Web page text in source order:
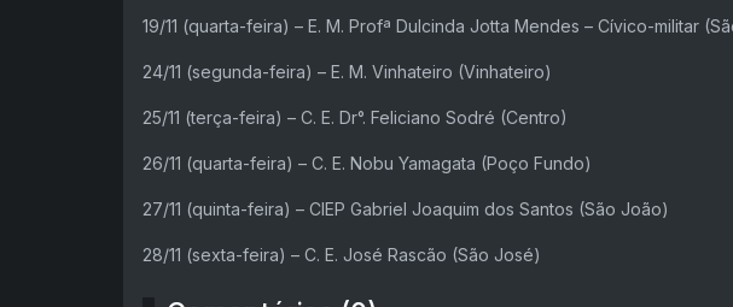
19/11 (quarta-feira) – E. M. Profª Dulcinda Jotta Mendes – Cívico-militar
24/11 (segunda-feira) – E. M. Vinhateiro (Vinhateiro)
25/11 (terça-feira) – C. E. Dr°. Feliciano Sodré (Centro)
26/11 (quarta-feira) – C. E. Nobu Yamagata (Poço Fundo)
27/11 (quinta-feira) – CIEP Gabriel Joaquim dos Santos (São João)
28/11 (sexta-feira) – C. E. José Rascão (São José)